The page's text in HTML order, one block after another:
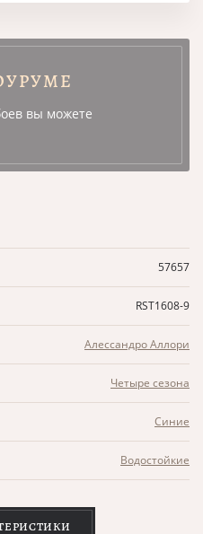
вы можете
57657
RST1608-9
Алессандро Аллори
Четыре сезона
Синие
Водостойкие